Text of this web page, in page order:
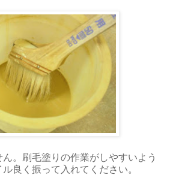
。刷毛塗りの作業がしやすいよう
良く振って入れてください。